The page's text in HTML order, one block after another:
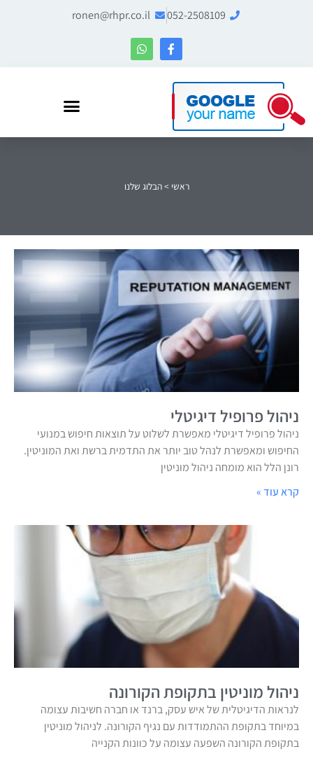
052-2508109
ronen@rhpr.co.il
ראשי >הבלוג שלנו
ניהול פרופיל דיגיטלי
ניהול פרופיל דיגיטלי מאפשרת לשלוט על תוצאות חיפוש במנועי
החיפוש ומאפשרת לנהל טוב יותר את התדמית ברשת ואת המוניטין.
רונן הלל הוא מומחה ניהול מוניטין
קרא עוד »
ניהול מוניטין בתקופת הקורונה
לנראות הדיגיטלית של איש עסק, ברנד או חברה חשיבות עצומה
במיוחד בתקופת ההתמודדות עם נגיף הקורונה. לניהול מוניטין
בתקופת הקורונה השפעה עצומה על כוונות הקנייה